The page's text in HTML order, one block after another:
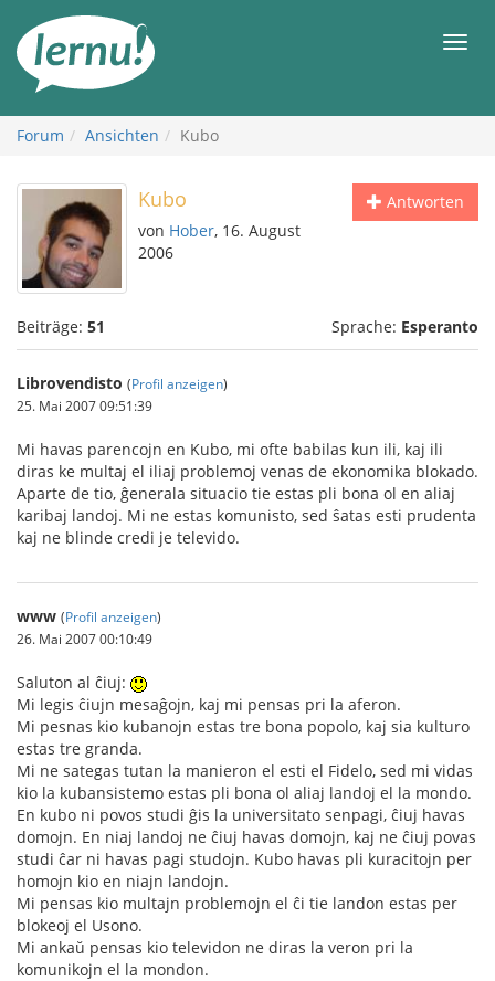
Inhalt
Forum Ansichten Kubo
Antworten
Kubo
von Hober, 16. August
2006
Beiträge: 51 Sprache: Esperanto
Librovendisto (Profil anzeigen)
25. Mai 2007 09:51:39
Mi havas parencojn en Kubo, mi ofte babilas kun ili, kaj ili
diras ke multaj el iliaj problemoj venas de ekonomika blokado.
Aparte de tio, ĝenerala situacio tie estas pli bona ol en aliaj
karibaj landoj. Mi ne estas komunisto, sed ŝatas esti prudenta
kaj ne blinde credi je televido.
www (Profil anzeigen)
26. Mai 2007 00:10:49
Saluton al ĉiuj:
Mi legis ĉiujn mesaĝojn, kaj mi pensas pri la aferon.
Mi pesnas kio kubanojn estas tre bona popolo, kaj sia kulturo
estas tre granda.
Mi ne sategas tutan la manieron el esti el Fidelo, sed mi vidas
kio la kubansistemo estas pli bona ol aliaj landoj el la mondo.
En kubo ni povos studi ĝis la universitato senpagi, ĉiuj havas
domojn. En niaj landoj ne ĉiuj havas domojn, kaj ne ĉiuj povas
studi ĉar ni havas pagi studojn. Kubo havas pli kuracitojn per
homojn kio en niajn landojn.
Mi pensas kio multajn problemojn el ĉi tie landon estas per
blokeoj el Usono.
Mi ankaŭ pensas kio televidon ne diras la veron pri la
komunikojn el la mondon.